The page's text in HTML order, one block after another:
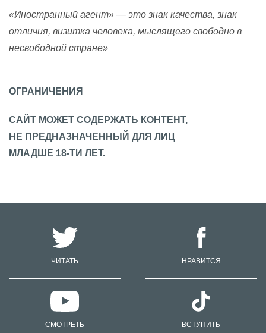
«Иностранный агент» — это знак качества, знак
отличия, визитка человека, мыслящего свободно в
несвободной стране»
ОГРАНИЧЕНИЯ
САЙТ МОЖЕТ СОДЕРЖАТЬ КОНТЕНТ,
НЕ ПРЕДНАЗНАЧЕННЫЙ ДЛЯ ЛИЦ
МЛАДШЕ 18-ТИ ЛЕТ.
ЧИТАТЬ НРАВИТСЯ
СМОТРЕТЬ ВСТУПИТЬ